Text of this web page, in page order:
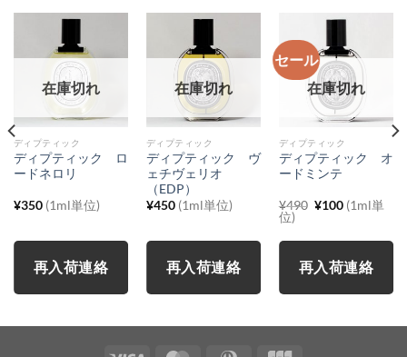
在庫切れ
ディプティック
ディプティック ロ
ードネロリ
¥350 (1ml単位)
再入荷連絡
在庫切れ
ディプティック
ディプティック ヴ
ェチヴェリオ
（EDP）
¥450 (1ml単位)
再入荷連絡
セール
在庫切れ
ディプティック
ディプティック オ
ードミンテ
¥490 元
格
¥490
で
た。
¥100現
在
価
は
¥100
す。
(1ml単
位)
再入荷連絡